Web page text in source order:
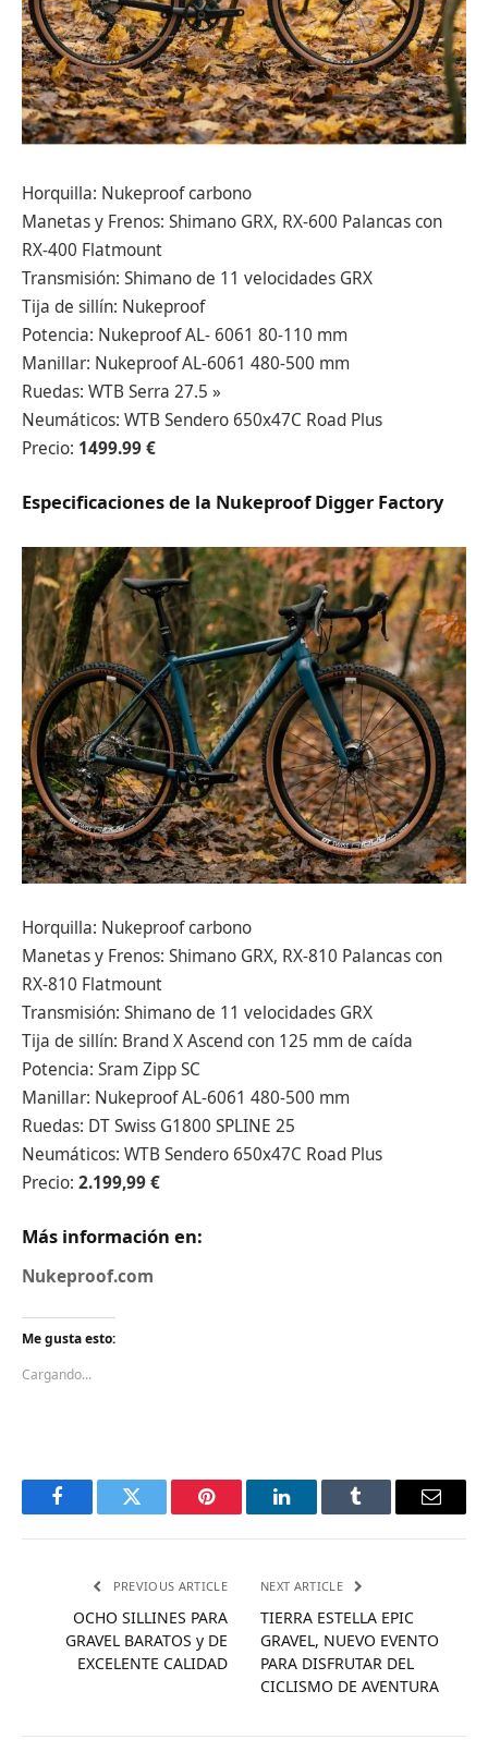
Horquilla: Nukeproof carbono
Manetas y Frenos: Shimano GRX, RX-600 Palancas con
RX-400 Flatmount
Transmisión: Shimano de 11 velocidades GRX
Tija de sillín: Nukeproof
Potencia: Nukeproof AL- 6061 80-110 mm
Manillar: Nukeproof AL-6061 480-500 mm
Ruedas: WTB Serra 27.5 »
Neumáticos: WTB Sendero 650x47C Road Plus
Precio: 1499.99 €
Especificaciones de la Nukeproof Digger Factory
Horquilla: Nukeproof carbono
Manetas y Frenos: Shimano GRX, RX-810 Palancas con
RX-810 Flatmount
Transmisión: Shimano de 11 velocidades GRX
Tija de sillín: Brand X Ascend con 125 mm de caída
Potencia: Sram Zipp SC
Manillar: Nukeproof AL-6061 480-500 mm
Ruedas: DT Swiss G1800 SPLINE 25
Neumáticos: WTB Sendero 650x47C Road Plus
Precio: 2.199,99 €
Más información en:
Nukeproof.com
Me gusta esto:
Cargando...
FacebookTwitter Pinterest LinkedInTumblr Email
PREVIOUS ARTICLE
OCHO SILLINES PARA
GRAVEL BARATOS y DE
EXCELENTE CALIDAD
NEXT ARTICLE
TIERRA ESTELLA EPIC
GRAVEL, NUEVO EVENTO
PARA DISFRUTAR DEL
CICLISMO DE AVENTURA